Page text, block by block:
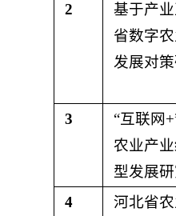
2
基于产
省数字
发展对
3
“互联网
农业产
型发展
4
河北省